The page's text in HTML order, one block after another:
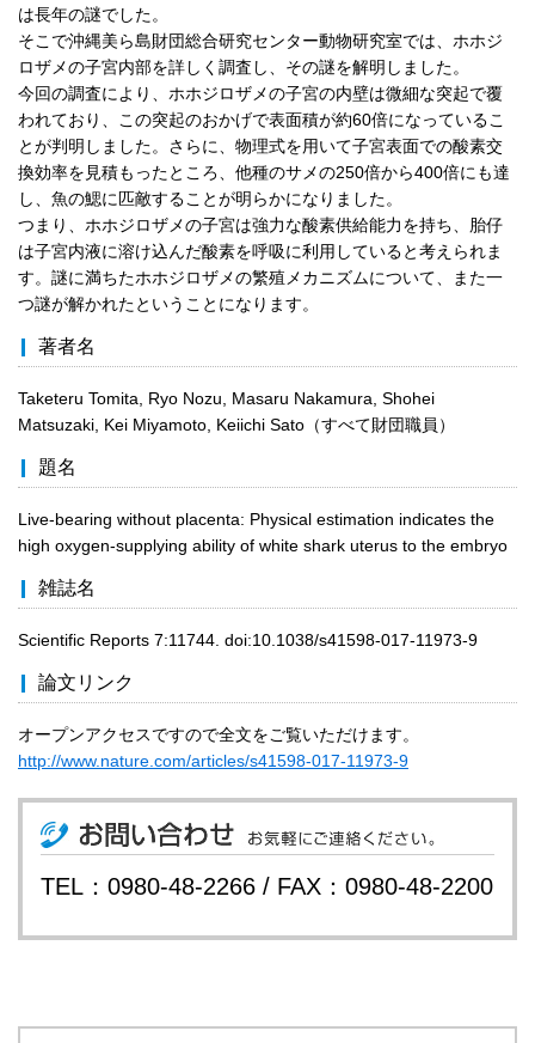
は長年の謎でした。
そこで沖縄美ら島財団総合研究センター動物研究室では、ホホジ
ロザメの子宮内部を詳しく調査し、その謎を解明しました。
今回の調査により、ホホジロザメの子宮の内壁は微細な突起で覆
われており、この突起のおかげで表面積が約60倍になっているこ
とが判明しました。さらに、物理式を用いて子宮表面での酸素交
換効率を見積もったところ、他種のサメの250倍から400倍にも達
し、魚の鰓に匹敵することが明らかになりました。
つまり、ホホジロザメの子宮は強力な酸素供給能力を持ち、胎仔
は子宮内液に溶け込んだ酸素を呼吸に利用していると考えられま
す。謎に満ちたホホジロザメの繁殖メカニズムについて、また一
つ謎が解かれたということになります。
著者名
Taketeru Tomita, Ryo Nozu, Masaru Nakamura, Shohei
Matsuzaki, Kei Miyamoto, Keiichi Sato（すべて財団職員）
題名
Live-bearing without placenta: Physical estimation indicates the
high oxygen-supplying ability of white shark uterus to the embryo
雑誌名
Scientific Reports 7:11744. doi:10.1038/s41598-017-11973-9
論文リンク
オープンアクセスですので全文をご覧いただけます。
http://www.nature.com/articles/s41598-017-11973-9
TEL：0980-48-2266 / FAX：0980-48-2200